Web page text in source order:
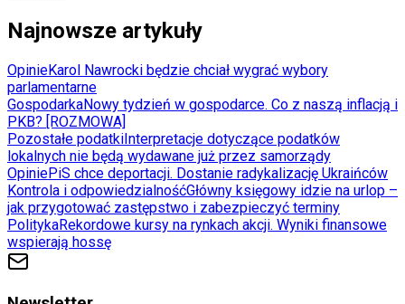
Najnowsze artykuły
OpinieKarol Nawrocki będzie chciał wygrać wybory
parlamentarne
GospodarkaNowy tydzień w gospodarce. Co z naszą inflacją i
PKB? [ROZMOWA]
Pozostałe podatkiInterpretacje dotyczące podatków
lokalnych nie będą wydawane już przez samorządy
OpiniePiS chce deportacji. Dostanie radykalizację Ukraińców
Kontrola i odpowiedzialnośćGłówny księgowy idzie na urlop –
jak przygotować zastępstwo i zabezpieczyć terminy
PolitykaRekordowe kursy na rynkach akcji. Wyniki finansowe
wspierają hossę